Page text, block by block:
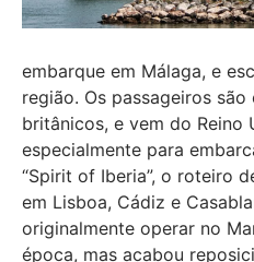
embarque em Málaga, e
região. Os passageiros são
britânicos, e vem do Reino
especialmente para
“Spirit of Iberia”, o roteiro
em Lisboa, Cádiz e
originalmente operar no
época, mas acabou